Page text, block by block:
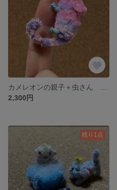
2,300円
残り1点